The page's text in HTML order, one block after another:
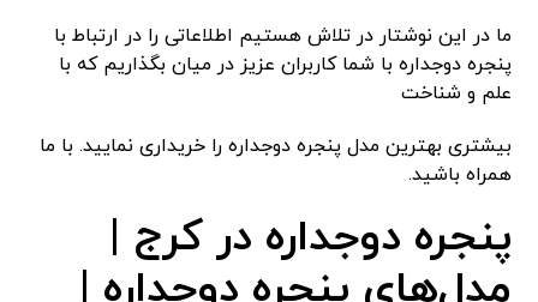
ما در این نوشتار در تلاش هستیم اطلاعاتی را در ارتباط با
پنجره دوجداره با شما کاربران عزیز در میان بگذاریم که با
علم و شناخت
بیشتری بهترین مدل پنجره دوجداره را خریداری نمایید. با ما
همراه باشید.
پنجره دوجداره در کرج |
مدل‌های پنجره دوجداره |